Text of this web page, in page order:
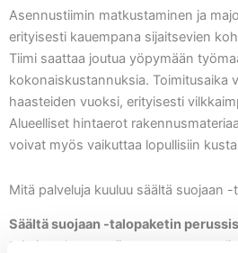
Asennustiimin matkustaminen ja
erityisesti kauempana sijaitsevien
Tiimi saattaa joutua yöpymään
kokonaiskustannuksia. Toimitusaika
haasteiden vuoksi, erityisesti
Alueelliset hintaerot
voivat myös vaikuttaa lopullisiin
Mitä palveluja kuuluu säältä suojaan
Säältä suojaan -talopaketin
toimitusalueesta riippumatta, mutta